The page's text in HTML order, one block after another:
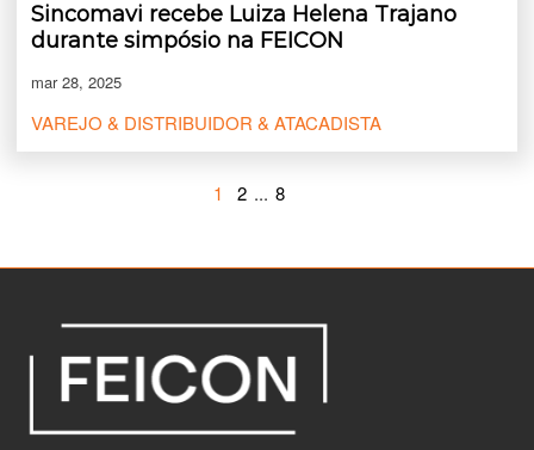
Sincomavi recebe Luiza Helena Trajano
durante simpósio na FEICON
mar 28, 2025
VAREJO & DISTRIBUIDOR & ATACADISTA
1 2 ... 8